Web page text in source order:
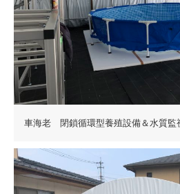
車海老 閉鎖循環型養殖設備＆水質